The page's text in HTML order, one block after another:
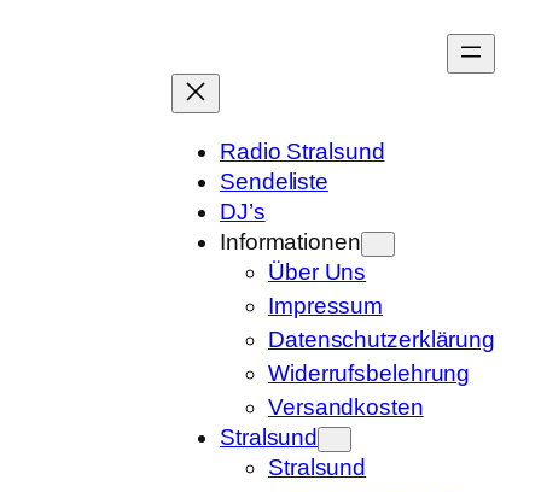
Radio Stralsund
Sendeliste
DJ’s
Informationen
Über Uns
Impressum
Datenschutzerklärung
Widerrufsbelehrung
Versandkosten
Stralsund
Stralsund